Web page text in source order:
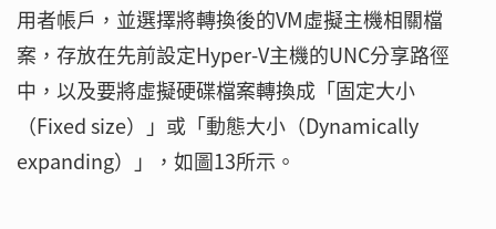
用者帳戶，並選擇將轉換後的VM虛擬主機相關檔
案，存放在先前設定Hyper-V主機的UNC分享路徑
中，以及要將虛擬硬碟檔案轉換成「固定大小
（Fixed size）」或「動態大小（Dynamically
expanding）」，如圖13所示。